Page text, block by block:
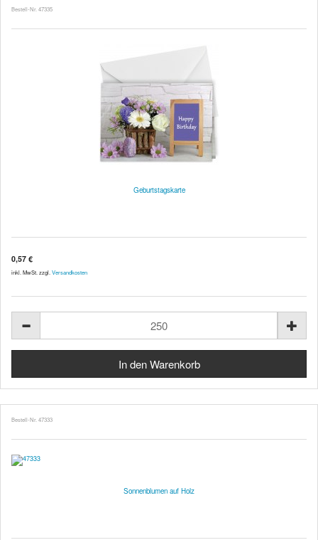
Bestell-Nr. 47335
Geburtstagskarte
0,57 €
inkl. MwSt. zzgl. Versandkosten
Bestell-Nr. 47333
Sonnenblumen auf Holz